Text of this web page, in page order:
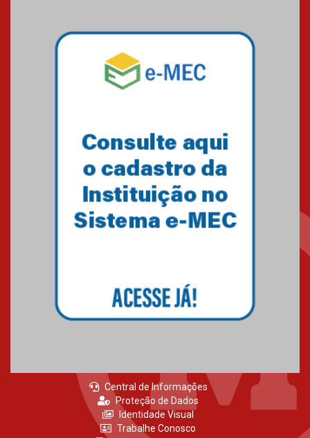
Pós-Asco: evento do HUEM
debate novidades sobre
estudos e tratamentos contra
o câncer
MackPesquisa 2026 prorroga
inscrições até 14 de agosto
15.06.2026
Central de Informações
Proteção de Dados
Identidade Visual
Trabalhe Conosco